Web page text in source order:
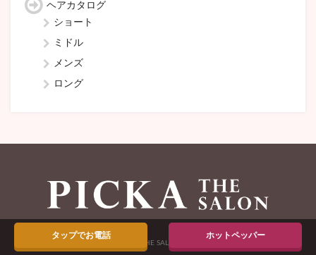
タップでお電話 ホットペッパー
ヘアカタログ
ショート
ミドル
メンズ
ロング
Copyright © PICKA THE SALON All rights recerved.